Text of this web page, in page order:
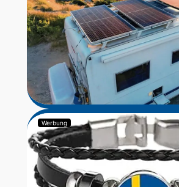
Werbung